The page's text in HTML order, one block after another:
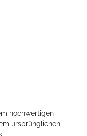
hochwertigen
ursprünglichen,